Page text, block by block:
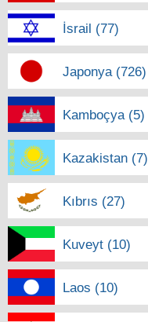
İsrail (77)
Japonya (726)
Kamboçya (5)
Kazakistan (7)
Kıbrıs (27)
Kuveyt (10)
Laos (10)